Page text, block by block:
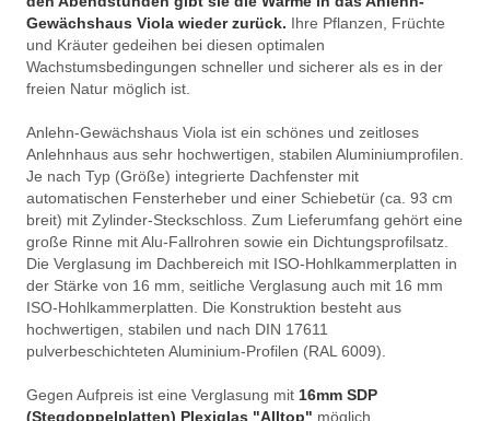
Gewächshaus Viola wieder zurück. Ihre Pflanzen, Früchte
und Kräuter gedeihen bei diesen optimalen
Wachstumsbedingungen schneller und sicherer als es in der
freien Natur möglich ist.
Anlehn-Gewächshaus Viola ist ein schönes und zeitloses
Anlehnhaus aus sehr hochwertigen, stabilen Aluminiumprofilen.
Je nach Typ (Größe) integrierte Dachfenster mit
automatischen Fensterheber und einer Schiebetür (ca. 93 cm
breit) mit Zylinder-Steckschloss. Zum Lieferumfang gehört eine
große Rinne mit Alu-Fallrohren sowie ein Dichtungsprofilsatz.
Die Verglasung im Dachbereich mit ISO-Hohlkammerplatten in
der Stärke von 16 mm, seitliche Verglasung auch mit 16 mm
ISO-Hohlkammerplatten. Die Konstruktion besteht aus
hochwertigen, stabilen und nach DIN 17611
pulverbeschichteten Aluminium-Profilen (RAL 6009).
Gegen Aufpreis ist eine Verglasung mit 16mm SDP
(Stegdoppelplatten) Plexiglas "Alltop" möglich.